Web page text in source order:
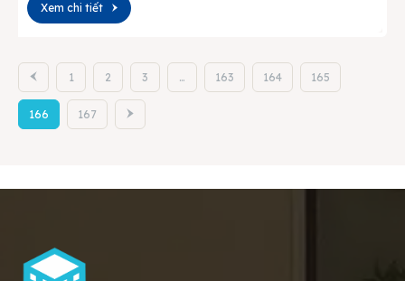
Xem chi tiết
1 2 3 … 163 164 165
166 167